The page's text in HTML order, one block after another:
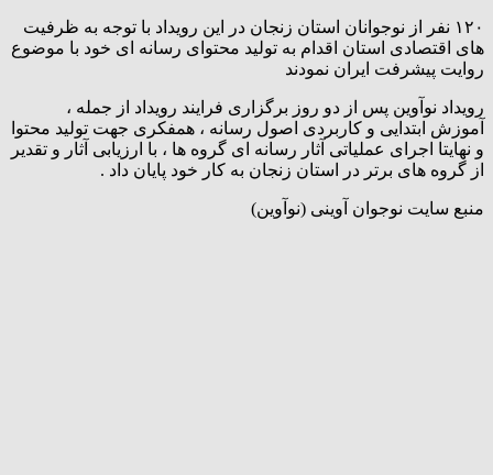
۱۲۰ نفر از نوجوانان استان زنجان در این رویداد با توجه به ظرفیت
های اقتصادی استان اقدام به تولید محتوای رسانه ای خود با موضوع
روایت پیشرفت ایران نمودند
رویداد نوآوین پس از دو روز برگزاری فرایند رویداد از جمله ،
آموزش ابتدایی و کاربردی اصول رسانه ، همفکری جهت تولید محتوا
و نهایتا اجرای عملیاتی آثار رسانه ای گروه ها ، با ارزیابی آثار و تقدیر
از گروه های برتر در استان زنجان به کار خود پایان داد .
منبع سایت نوجوان آوینی (نوآوین)